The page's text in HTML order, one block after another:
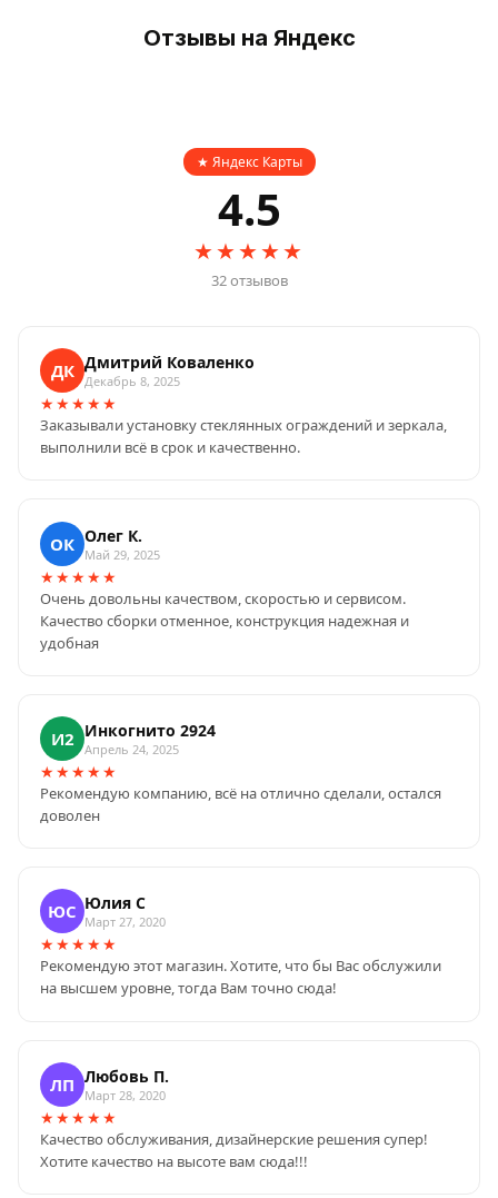
Отзывы на Яндекс
★ Яндекс Карты
4.5
★★★★★
32 отзывов
ДК Дмитрий Коваленко
Декабрь 8, 2025
★★★★★
Заказывали установку стеклянных ограждений и зеркала,
выполнили всё в срок и качественно.
ОК Олег К.
Май 29, 2025
★★★★★
Очень довольны качеством, скоростью и сервисом.
Качество сборки отменное, конструкция надежная и
удобная
И2 Инкогнито 2924
Апрель 24, 2025
★★★★★
Рекомендую компанию, всё на отлично сделали, остался
доволен
ЮС Юлия С
Март 27, 2020
★★★★★
Рекомендую этот магазин. Хотите, что бы Вас обслужили
на высшем уровне, тогда Вам точно сюда!
ЛП Любовь П.
Март 28, 2020
★★★★★
Качество обслуживания, дизайнерские решения супер!
Хотите качество на высоте вам сюда!!!